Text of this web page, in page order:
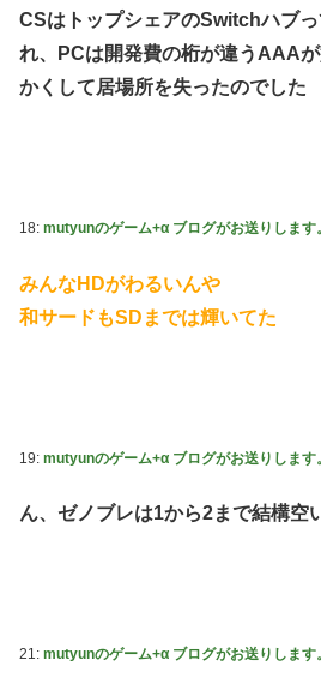
CSはトップシェアのSwitchハブ
れ、PCは開発費の桁が違うAAA
かくして居場所を失ったのでした
18: mutyunのゲーム+α ブログがお送りします。
みんなHDがわるいんや
和サードもSDまでは輝いてた
19: mutyunのゲーム+α ブログがお送りします。
ん、ゼノブレは1から2まで結構空
21: mutyunのゲーム+α ブログがお送りします。